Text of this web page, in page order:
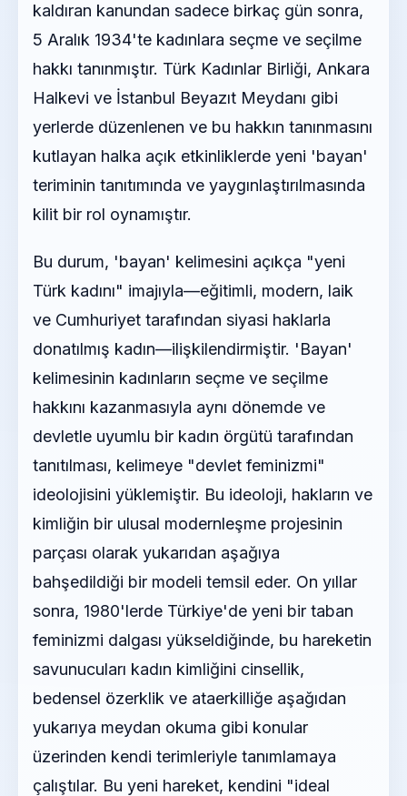
kaldıran kanundan sadece birkaç gün sonra,
5 Aralık 1934'te kadınlara seçme ve seçilme
hakkı tanınmıştır. Türk Kadınlar Birliği, Ankara
Halkevi ve İstanbul Beyazıt Meydanı gibi
yerlerde düzenlenen ve bu hakkın tanınmasını
kutlayan halka açık etkinliklerde yeni 'bayan'
teriminin tanıtımında ve yaygınlaştırılmasında
kilit bir rol oynamıştır.
Bu durum, 'bayan' kelimesini açıkça "yeni
Türk kadını" imajıyla—eğitimli, modern, laik
ve Cumhuriyet tarafından siyasi haklarla
donatılmış kadın—ilişkilendirmiştir. 'Bayan'
kelimesinin kadınların seçme ve seçilme
hakkını kazanmasıyla aynı dönemde ve
devletle uyumlu bir kadın örgütü tarafından
tanıtılması, kelimeye "devlet feminizmi"
ideolojisini yüklemiştir. Bu ideoloji, hakların ve
kimliğin bir ulusal modernleşme projesinin
parçası olarak yukarıdan aşağıya
bahşedildiği bir modeli temsil eder. On yıllar
sonra, 1980'lerde Türkiye'de yeni bir taban
feminizmi dalgası yükseldiğinde, bu hareketin
savunucuları kadın kimliğini cinsellik,
bedensel özerklik ve ataerkilliğe aşağıdan
yukarıya meydan okuma gibi konular
üzerinden kendi terimleriyle tanımlamaya
çalıştılar. Bu yeni hareket, kendini "ideal